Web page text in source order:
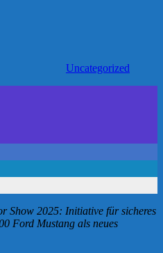
Uncategorized
Show 2025: Initiative für sicheres
Ford Mustang als neues